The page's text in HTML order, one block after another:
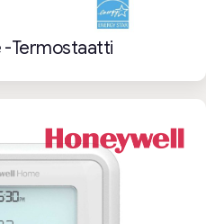
-termostaatti